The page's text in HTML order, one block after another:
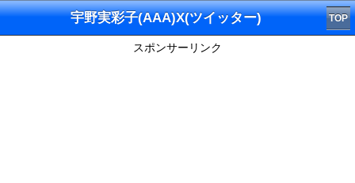
宇野実彩子(AAA)X(ツイッター) TOP
スポンサーリンク